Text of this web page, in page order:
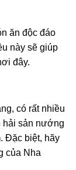
ăn độc đáo
này sẽ giúp
đây.
có rất nhiều
hải sản nướng
Đặc biệt, hãy
của Nha